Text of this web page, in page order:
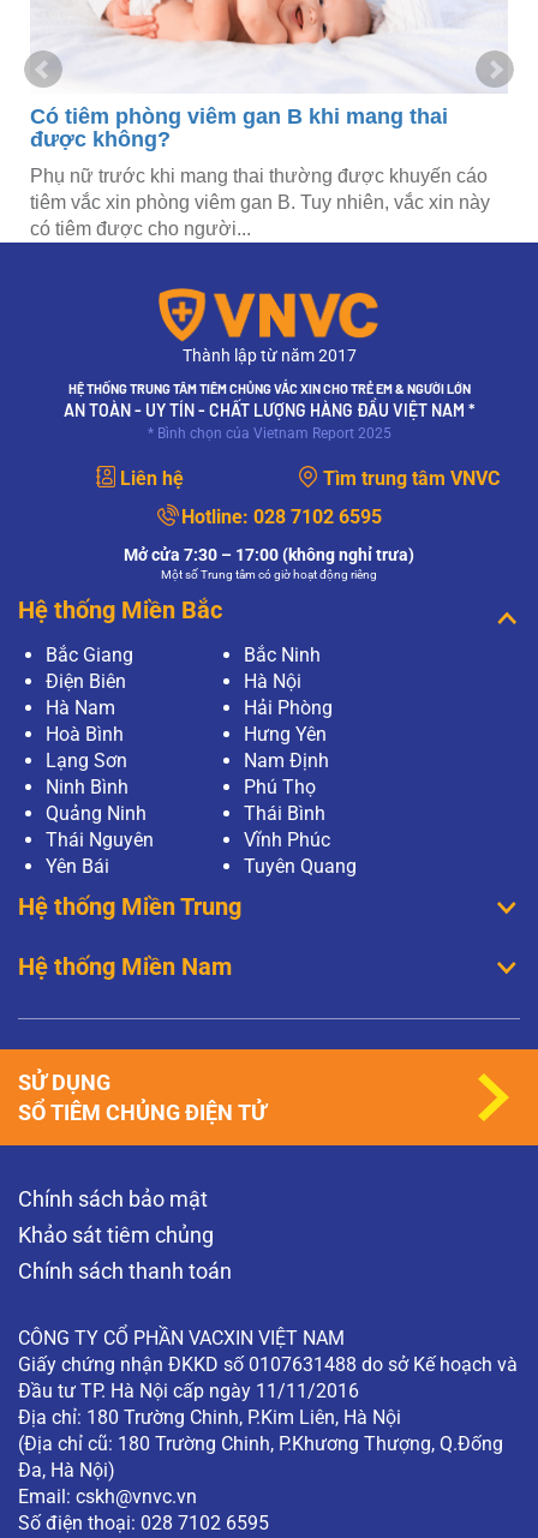
Có tiêm phòng viêm gan B khi mang thai
được không?
Phụ nữ trước khi mang thai thường được khuyến cáo
tiêm vắc xin phòng viêm gan B. Tuy nhiên, vắc xin này
có tiêm được cho người...
Thành lập từ năm 2017
HỆ THỐNG TRUNG TÂM TIÊM CHỦNG VẮC XIN CHO TRẺ EM & NGƯỜI LỚN
AN TOÀN - UY TÍN - CHẤT LƯỢNG HÀNG ĐẦU VIỆT NAM *
* Bình chọn của Vietnam Report 2025
Liên hệ
Tìm trung tâm VNVC
Hotline: 028 7102 6595
Mở cửa 7:30 – 17:00 (không nghỉ trưa)
Một số Trung tâm có giờ hoạt động riêng
Hệ thống Miền Bắc
Bắc Giang
Bắc Ninh
Điện Biên
Hà Nội
Hà Nam
Hải Phòng
Hoà Bình
Hưng Yên
Lạng Sơn
Nam Định
Ninh Bình
Phú Thọ
Quảng Ninh
Thái Bình
Thái Nguyên
Vĩnh Phúc
Yên Bái
Tuyên Quang
Hệ thống Miền Trung
Hệ thống Miền Nam
Chính sách bảo mật
Khảo sát tiêm chủng
Chính sách thanh toán
CÔNG TY CỔ PHẦN VACXIN VIỆT NAM
Giấy chứng nhận ĐKKD số 0107631488 do sở Kế hoạch và
Đầu tư TP. Hà Nội cấp ngày 11/11/2016
Địa chỉ: 180 Trường Chinh, P.Kim Liên, Hà Nội
(Địa chỉ cũ: 180 Trường Chinh, P.Khương Thượng, Q.Đống
Đa, Hà Nội)
Email: cskh@vnvc.vn
Số điện thoại: 028 7102 6595
SỬ DỤNG
SỔ TIÊM CHỦNG ĐIỆN TỬ